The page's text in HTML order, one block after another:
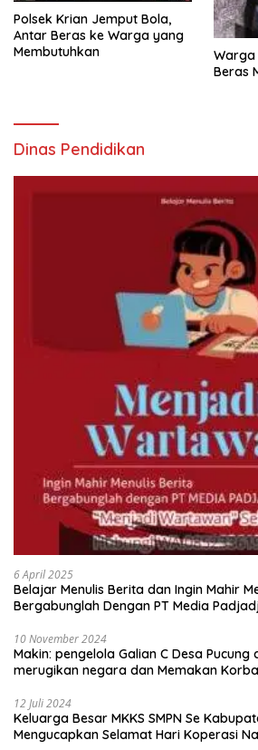
Polsek Krian Jemput Bola,
Antar Beras ke Warga yang
Membutuhkan
Warga
Beras
Dinas Pendidikan
6 April 2025
Belajar Menulis Berita dan Ingin Mahir
Bergabunglah Dengan PT Media
10 November 2024
Makin: pengelola Galian C Desa
merugikan negara dan Memakan
12 Juli 2024
Keluarga Besar MKKS SMPN Se
Mengucapkan Selamat Hari Koperasi Nasional Ke 77 Tahun